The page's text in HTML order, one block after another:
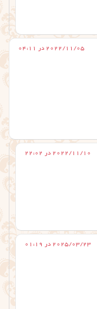
2022/11/05 در 04:11
2022/11/10 در 22:02
2025/03/23 در 01:19